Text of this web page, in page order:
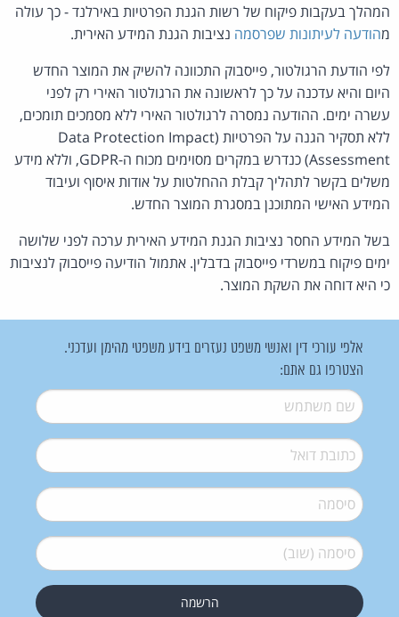
המהלך בעקבות פיקוח של רשות הגנת הפרטיות באירלנד - כך עולה
מהודעה לעיתונות שפרסמה נציבות הגנת המידע האירית.
לפי הודעת הרגולטור, פייסבוק התכוונה להשיק את המוצר החדש
היום והיא עדכנה על כך לראשונה את הרגולטור האירי רק לפני
עשרה ימים. ההודעה נמסרה לרגולטור האירי ללא מסמכים תומכים,
ללא תסקיר הגנה על הפרטיות (Data Protection Impact
Assessment) כנדרש במקרים מסוימים מכוח ה-GDPR, וללא מידע
משלים בקשר לתהליך קבלת ההחלטות על אודות איסוף ועיבוד
המידע האישי המתוכנן במסגרת המוצר החדש.
בשל המידע החסר נציבות הגנת המידע האירית ערכה לפני שלושה
ימים פיקוח במשרדי פייסבוק בדבלין. אתמול הודיעה פייסבוק לנציבות
כי היא דוחה את השקת המוצר.
אלפי עורכי דין ואנשי משפט נעזרים בידע משפטי מהימן ועדכני.
הצטרפו גם אתם:
שם משתמש*
דואל*
סיסמה*
סיסמה (שוב)*